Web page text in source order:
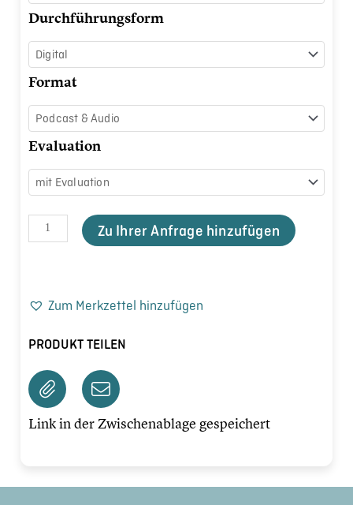
Durchführungsform
Format
Evaluation
Zu Ihrer Anfrage hinzufügen
Zum Merkzettel hinzufügen
PRODUKT TEILEN
Link in der Zwischenablage gespeichert